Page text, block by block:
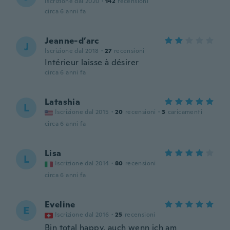
circa 6 anni fa
J Jeanne-d’arc
Iscrizione dal 2018 · 27 recensioni
Intérieur laisse à désirer
circa 6 anni fa
L Latashia
Iscrizione dal 2015 · 20 recensioni · 3 caricamenti
circa 6 anni fa
L Lisa
Iscrizione dal 2014 · 80 recensioni
circa 6 anni fa
E Eveline
Iscrizione dal 2016 · 25 recensioni
Bin total happy, auch wenn ich am